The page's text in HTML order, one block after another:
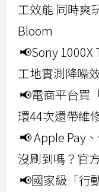
工效能 同時爽
Bloom
📢Sony 1000X
工地實測降噪
📢電商平台買
環44次還帶維
📢 Apple Pay
沒刷到嗎？官
📢國家級「行